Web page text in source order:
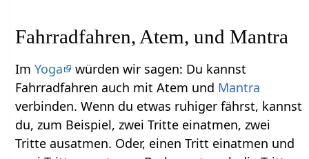
Fahrradfahren, Atem, und Mantra
ImYoga
würden wir sagen: Du kannst
Fahrradfahren auch mit Atem und Mantra
verbinden. Wenn du etwas ruhiger fährst, kannst
du, zum Beispiel, zwei Tritte einatmen, zwei
Tritte ausatmen. Oder, einen Tritt einatmen und